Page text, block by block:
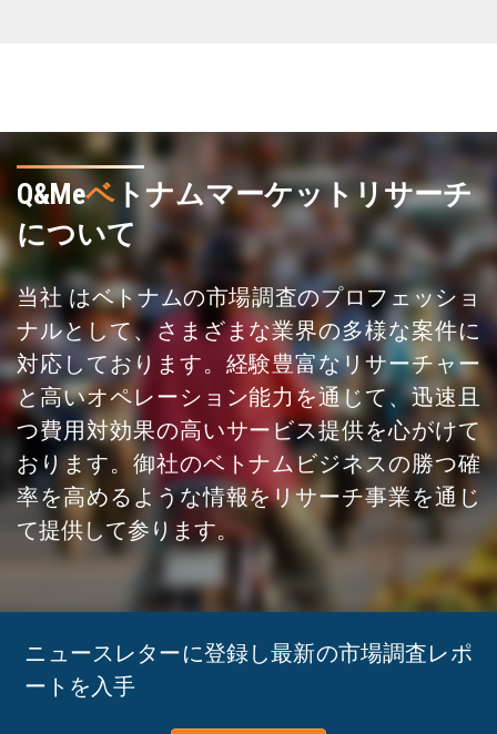
Q&Meベ トナムマーケットリサーチ
について
当社 はベトナムの市場調査のプロフェッショ
ナルとして、さまざまな業界の多様な案件に
対応しております。経験豊富なリサーチャー
と高いオペレーション能力を通じて、迅速且
つ費用対効果の高いサービス提供を心がけて
おります。御社のベトナムビジネスの勝つ確
率を高めるような情報をリサーチ事業を通じ
て提供して参ります。
ニュースレターに登録し最新の市場調査レポ
ートを入手